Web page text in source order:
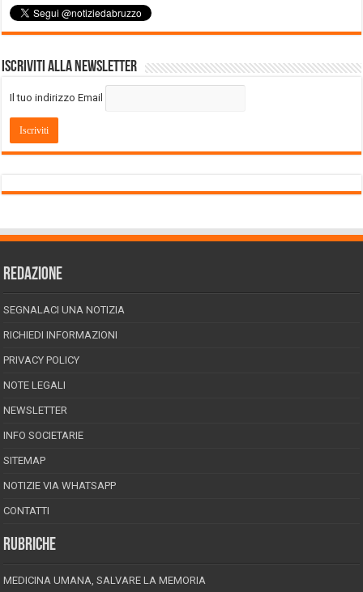
Iscriviti alla Newsletter
Il tuo indirizzo Email
REDAZIONE
SEGNALACI UNA NOTIZIA
RICHIEDI INFORMAZIONI
PRIVACY POLICY
NOTE LEGALI
NEWSLETTER
INFO SOCIETARIE
SITEMAP
NOTIZIE VIA WHATSAPP
CONTATTI
RUBRICHE
MEDICINA UMANA, SALVARE LA MEMORIA